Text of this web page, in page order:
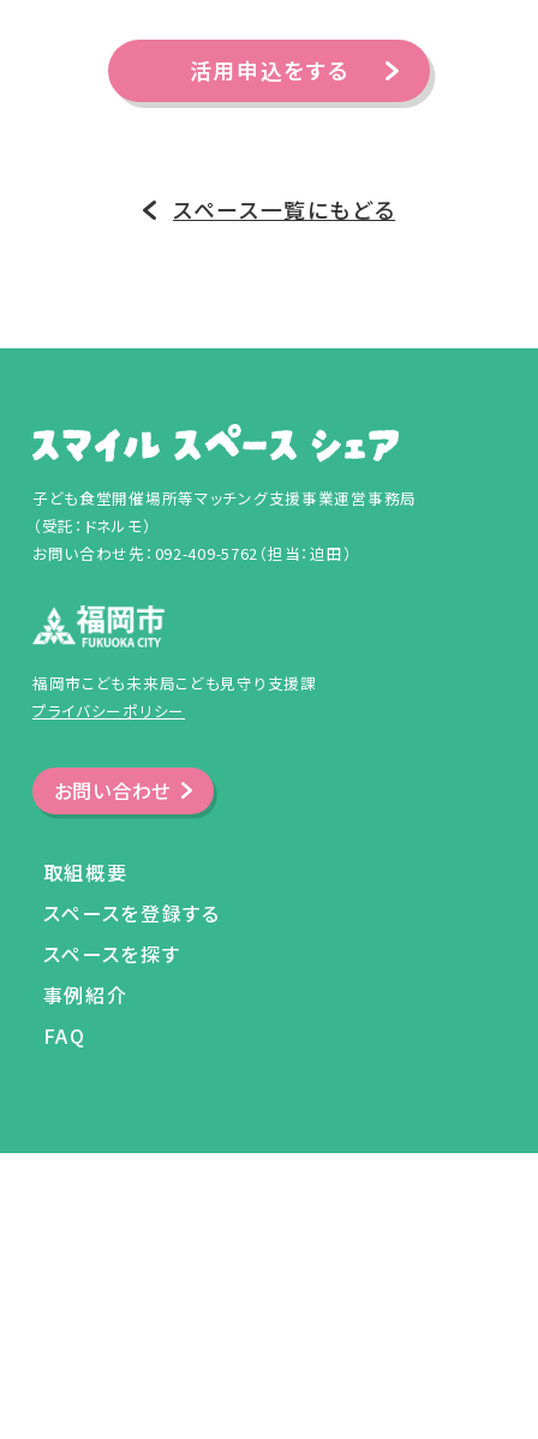
活用申込をする
スペース一覧にもどる
子ども食堂開催場所等マッチング支援事業運営事務局
（受託：ドネルモ）
お問い合わせ先：092-409-5762（担当：迫田）
福岡市こども未来局こども見守り支援課
プライバシーポリシー
お問い合わせ
取組概要
スペースを登録する
スペースを探す
事例紹介
FAQ